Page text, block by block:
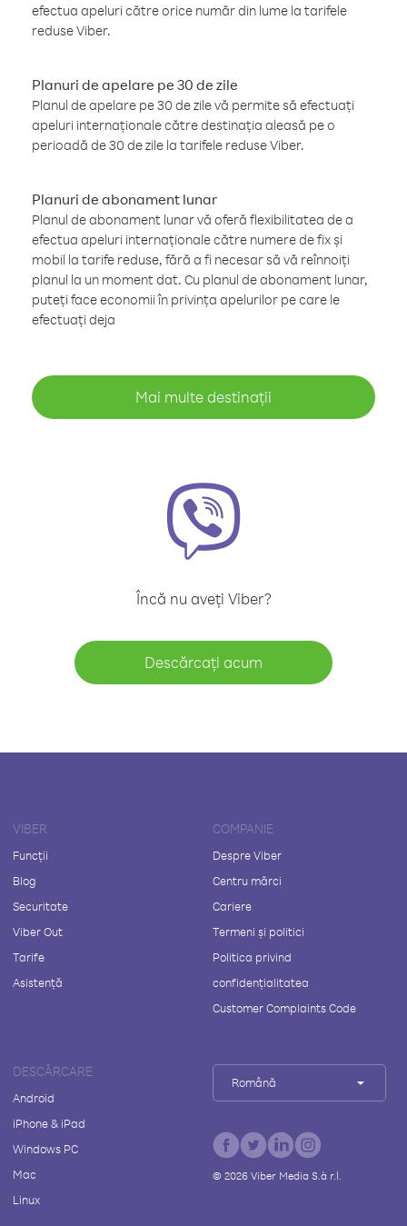
efectua apeluri către orice număr din lume la tarifele
reduse Viber.
Planuri de apelare pe 30 de zile
Planul de apelare pe 30 de zile vă permite să efectuați
apeluri internaționale către destinația aleasă pe o
perioadă de 30 de zile la tarifele reduse Viber.
Planuri de abonament lunar
Planul de abonament lunar vă oferă flexibilitatea de a
efectua apeluri internaționale către numere de fix și
mobil la tarife reduse, fără a fi necesar să vă reînnoiți
planul la un moment dat. Cu planul de abonament lunar,
puteți face economii în privința apelurilor pe care le
efectuați deja
Mai multe destinații
Încă nu aveți Viber?
Descărcați acum
VIBER
Funcții
Blog
Securitate
Viber Out
Tarife
Asistență
COMPANIE
Despre Viber
Centru mărci
Cariere
Termeni și politici
Politica privind
confidențialitatea
Customer Complaints Code
DESCĂRCARE
Android
iPhone & iPad
Windows PC
Mac
Linux
Română
© 2026Viber Media S.à r.l.